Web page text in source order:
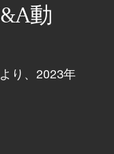
動
り、2023年